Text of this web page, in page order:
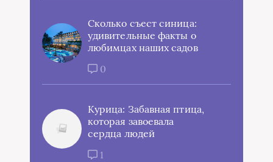
Сколько съест синица:
удивительные факты о
любимцах наших садов
0
Курица: Забавная птица,
которая завоевала
сердца людей
1